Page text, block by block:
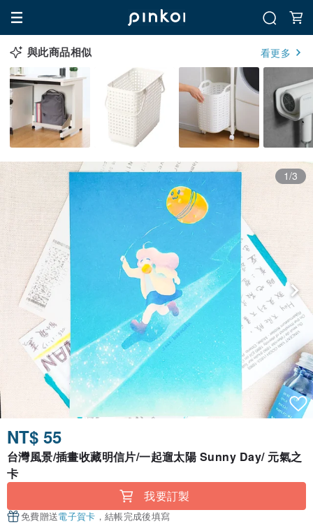
與此商品相似 看更多
1/3
NT$ 55
台灣風景/插畫收藏明信片/一起遛太陽 Sunny Day/ 元氣之
卡
我要訂製
免費贈送電子賀卡 ，結帳完成後填寫